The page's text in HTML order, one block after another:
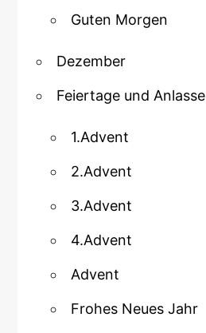
Guten Morgen
Dezember
Feiertage und Anlasse
1.Advent
2.Advent
3.Advent
4.Advent
Advent
Frohes Neues Jahr